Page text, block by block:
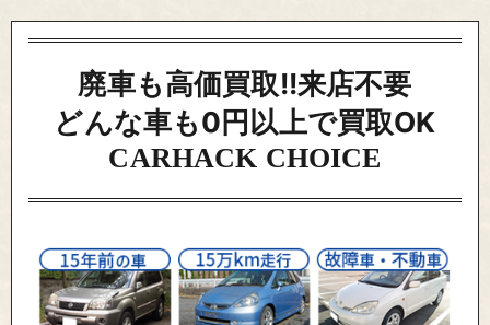
廃車も高価買取!!来店不要
どんな車も0円以上で買取OK
CARHACK CHOICE